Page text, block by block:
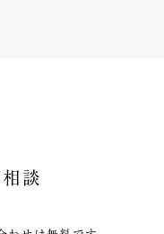
談